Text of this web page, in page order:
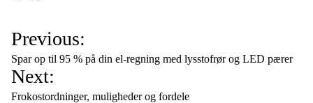
I
n
d
l
Previous:
Spar op til 95 % på din el-regning med lysstofrør og LED pærer
Next:
Frokostordninger, muligheder og fordele